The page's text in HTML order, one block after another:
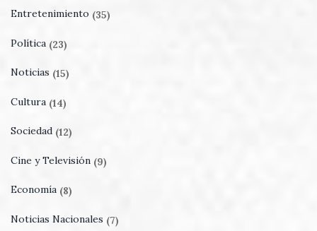
Entretenimiento (35)
Política (23)
Noticias (15)
Cultura (14)
Sociedad (12)
Cine y Televisión (9)
Economía (8)
Noticias Nacionales (7)